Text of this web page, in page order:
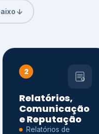
2
Relatórios,
Comunicação
e Reputação
Relatórios de